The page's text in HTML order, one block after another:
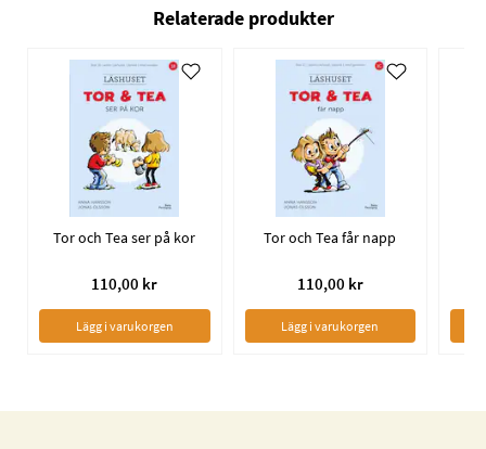
Relaterade produkter
Tor och Tea ser på kor
110,00 kr
Lägg i varukorgen
Tor och Tea får napp
110,00 kr
Lägg i varukorgen